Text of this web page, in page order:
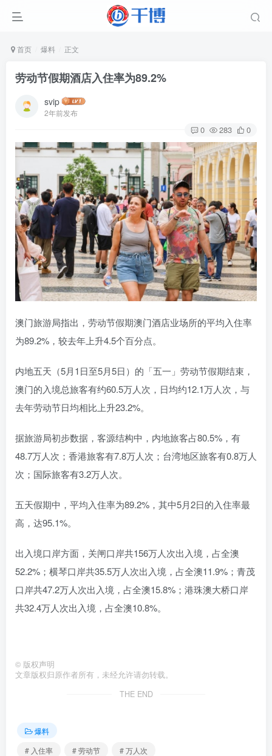
首页 爆料 正文
劳动节假期酒店入住率为89.2%
svip
2年前发布
0 283 0
澳门旅游局指出，劳动节假期澳门酒店业场所的平均入住率
为89.2%，较去年上升4.5个百分点。
内地五天（5月1日至5月5日）的「五一」劳动节假期结束，
澳门的入境总旅客有约60.5万人次，日均约12.1万人次，与
去年劳动节日均相比上升23.2%。
据旅游局初步数据，客源结构中，内地旅客占80.5%，有
48.7万人次；香港旅客有7.8万人次；台湾地区旅客有0.8万人
次；国际旅客有3.2万人次。
五天假期中，平均入住率为89.2%，其中5月2日的入住率最
高，达95.1%。
出入境口岸方面，关闸口岸共156万人次出入境，占全澳
52.2%；横琴口岸共35.5万人次出入境，占全澳11.9%；青茂
口岸共47.2万人次出入境，占全澳15.8%；港珠澳大桥口岸
共32.4万人次出入境，占全澳10.8%。
© 版权声明
文章版权归原作者所有，未经允许请勿转载。
THE END
爆料
# 入住率
# 劳动节 # 万人次